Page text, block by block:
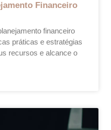
Financeiro
financeiro
práticas e estratégias
recursos e alcance o